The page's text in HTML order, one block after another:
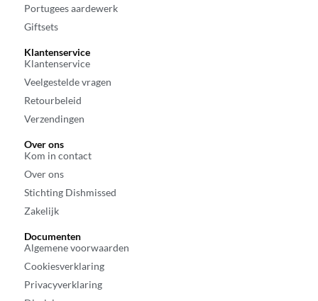
Portugees aardewerk
Giftsets
Klantenservice
Klantenservice
Veelgestelde vragen
Retourbeleid
Verzendingen
Over ons
Kom in contact
Over ons
Stichting Dishmissed
Zakelijk
Documenten
Algemene voorwaarden
Cookiesverklaring
Privacyverklaring